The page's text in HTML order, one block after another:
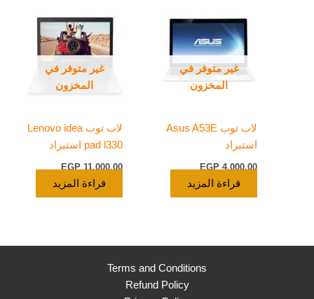
غير متوفر في
المخزون
لاب توب Asus A53E
استيراد
EGP4.000,00
قراءة المزيد
غير متوفر في
المخزون
لاب توب Lenovo idea
pad l330 استيراد
EGP11.000,00
قراءة المزيد
Terms and Conditions
Refund Policy